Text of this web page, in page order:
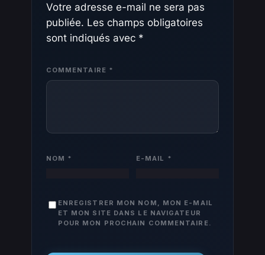
Votre adresse e-mail ne sera pas
publiée. Les champs obligatoires
sont indiqués avec *
COMMENTAIRE *
NOM * E-MAIL *
ENREGISTRER MON NOM, MON E-MAIL
ET MON SITE DANS LE NAVIGATEUR
POUR MON PROCHAIN COMMENTAIRE.